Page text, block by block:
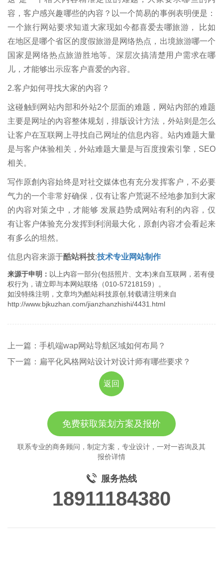
容，客户感兴趣哪些的內容？以一个简易的事例表明便是：
一个旅行网站要求知道大家现如今都喜爱去哪旅游， 比如
在地区是哪个省区的度假旅游是网络热点，出境旅游哪一个
国家是网络热点旅游胜地等。深层次搞清楚用户需求在哪
儿，才能够出示应客户喜爱的內容。
2.客户如何寻找大家的內容？
这碰触到网站内部和外站2个层面的难题，网站内部的难题
主要是网址的內容整体规划，排版设计方法，外站则是怎么
让客户在互联网上寻找自己网址的信息内容。站内难题大量
是与客户体验相关，外站难题大量是与百度搜索引擎，SEO
相关。
写作原創內容始终是对社交媒体也有充分发挥客户，不必要
气力的一个非常好确保，仅有让客户荒诞不经地参加到大家
的內容对策之中，才能够 发展趋势成网站有利的內容，仅
有让客户体验充分发挥到利润最大化，原創內容才会看起来
有多么的坦然。
信息内容来源于酷站科技:技术专业网站制作
来源于申明： 以上内容一部分(包括照片、文本)来自互联网，若有侵
权行为，请立即与本网站联络（010-57218159）。
如没特殊注明，文章均为酷站科技原创,转载请注明来自
http://www.bjkuzhan.com/jianzhanzhishi/4431.html
上一篇：手机端wap网站导航区域如何布局？
下一篇：扁平化风格网站设计对设计师有哪些要求？
返回
免费获取策划方案及报价
联系专业的商务顾问，制定方案，专业设计，一对一咨询及其
报价详情
服务热线
18911184380